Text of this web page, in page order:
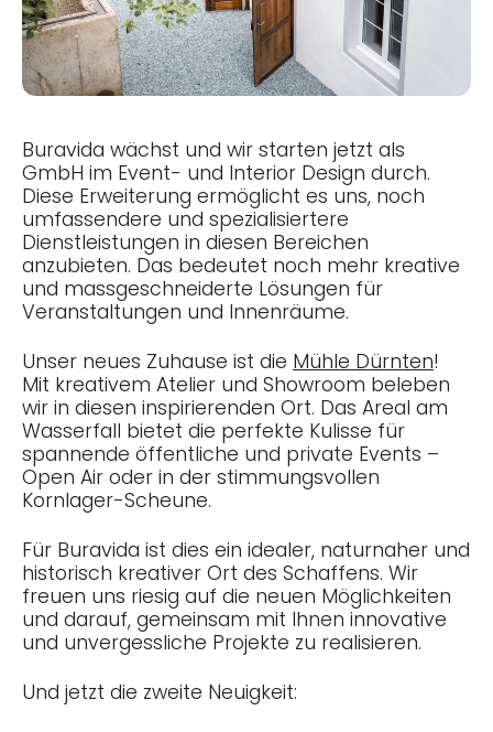
Buravida wächst und wir starten jetzt als
GmbH im Event- und Interior Design durch.
Diese Erweiterung ermöglicht es uns, noch
umfassendere und spezialisiertere
Dienstleistungen in diesen Bereichen
anzubieten. Das bedeutet noch mehr kreative
und massgeschneiderte Lösungen für
Veranstaltungen und Innenräume.
Unser neues Zuhause ist die Mühle Dürnten!
Mit kreativem Atelier und Showroom beleben
wir in diesen inspirierenden Ort. Das Areal am
Wasserfall bietet die perfekte Kulisse für
spannende öffentliche und private Events –
Open Air oder in der stimmungsvollen
Kornlager-Scheune.
Für Buravida ist dies ein idealer, naturnaher und
historisch kreativer Ort des Schaffens. Wir
freuen uns riesig auf die neuen Möglichkeiten
und darauf, gemeinsam mit Ihnen innovative
und unvergessliche Projekte zu realisieren.
Und jetzt die zweite Neuigkeit: